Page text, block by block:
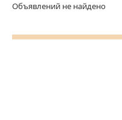
Объявлений не найдено